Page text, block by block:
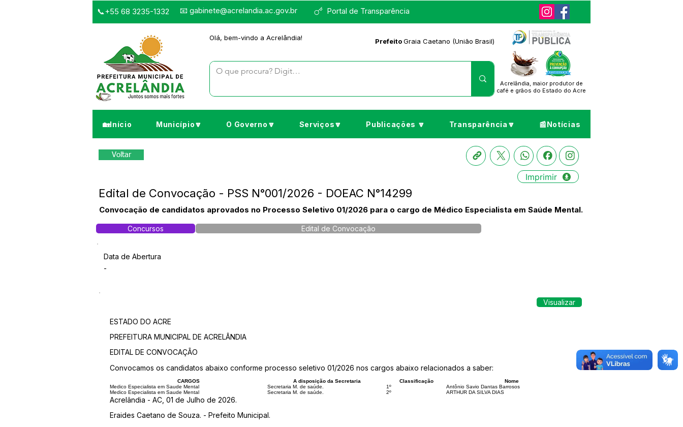
Portal de Transparência
📞+55 68 3235-1332 📧 gabinete@acrelandia.ac.gov.br
Olá, bem-vindo a Acrelândia! PrefeitoGraia Caetano (União Brasil)
Acrelândia, maior produtor de
café e grãos do Estado do Acre
🏡Início Município🔽 O Governo🔽 Serviços🔽 Publicações 🔽 Transparência🔽 📰Notícias
Voltar
Imprimir
Edital de Convocação - PSS N°001/2026 - DOEAC N°14299
Convocação de candidatos aprovados no Processo Seletivo 01/2026 para o cargo de Médico Especialista em Saúde Mental.
Concursos Edital de Convocação
Data de Abertura
-
Visualizar
ESTADO DO ACRE
PREFEITURA MUNICIPAL DE ACRELÂNDIA
EDITAL DE CONVOCAÇÃO
Convocamos os candidatos abaixo conforme processo seletivo 01/2026 nos cargos abaixo relacionados a saber:
CARGOS A disposição da Secretaria Classificação
Nome
Medico Especialista em Saude Mental
Secretaria M. de saúde. 1º
Antônio Savio Dantas Barrosos
Medico Especialista em Saude Mental
Secretaria M. de saúde. 2º ARTHUR DA SILVA DIAS
Acrelândia - AC, 01 de Julho de 2026.
Eraides Caetano de Souza. - Prefeito Municipal.